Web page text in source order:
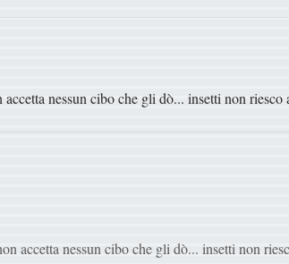
nessun cibo che gli dò... insetti non
accetta nessun cibo che gli dò... insetti non